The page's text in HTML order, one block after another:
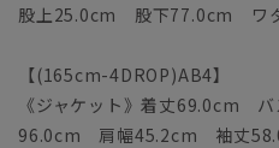
股上25.0cm 股下77.0cm ワ
【(165cm-4DROP)AB4】
《ジャケット》着丈69.0cm
96.0cm 肩幅45.2cm 袖丈